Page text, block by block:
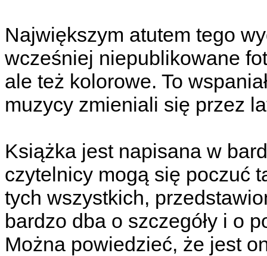
Największym atutem tego
wcześniej niepublikowane
ale też kolorowe. To
muzycy zmieniali się przez
Książka jest napisana w
czytelnicy mogą się poczuć
tych wszystkich,
bardzo dba o szczegóły i o
Można powiedzieć, że jest